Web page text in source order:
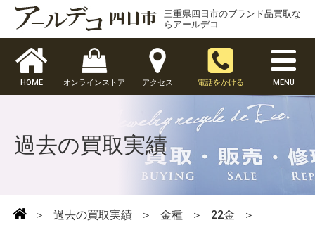
三重県四日市のブランド品買取な
らアールデコ
HOME オンラインストア アクセス 電話をかける MENU
過去の買取実績
＞ 過去の買取実績 ＞ 金種 ＞ 22金
＞